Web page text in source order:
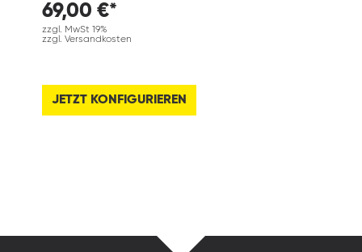
69,00 €*
zzgl. MwSt 19%
zzgl. Versandkosten
JETZT KONFIGURIEREN